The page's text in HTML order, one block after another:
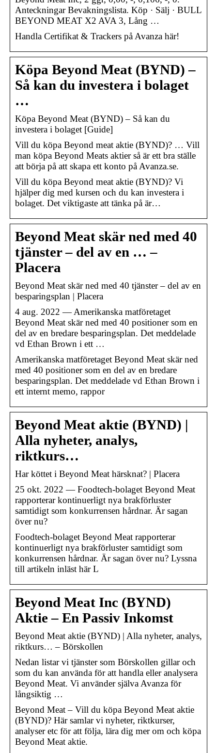
Anteckningar Bevakningslista. Köp · Sälj · BULL
BEYOND MEAT X2 AVA 3, Lång …
Handla Certifikat & Trackers på Avanza här!
Köpa Beyond Meat (BYND) –
Så kan du investera i bolaget
…
Köpa Beyond Meat (BYND) – Så kan du
investera i bolaget [Guide]
Vill du köpa Beyond meat aktie (BYND)? … Vill
man köpa Beyond Meats aktier så är ett bra ställe
att börja på att skapa ett konto på Avanza.se.
Vill du köpa Beyond meat aktie (BYND)? Vi
hjälper dig med kursen och du kan investera i
bolaget. Det viktigaste att tänka på är…
Beyond Meat skär ned med 40
tjänster – del av en … –
Placera
Beyond Meat skär ned med 40 tjänster – del av en
besparingsplan | Placera
4 aug. 2022 — Amerikanska matföretaget
Beyond Meat skär ned med 40 positioner som en
del av en bredare besparingsplan. Det meddelade
vd Ethan Brown i ett …
Amerikanska matföretaget Beyond Meat skär ned
med 40 positioner som en del av en bredare
besparingsplan. Det meddelade vd Ethan Brown i
ett internt memo, rappor
Beyond Meat aktie (BYND) |
Alla nyheter, analys,
riktkurs…
Har köttet i Beyond Meat härsknat? | Placera
25 okt. 2022 — Foodtech-bolaget Beyond Meat
rapporterar kontinuerligt nya brakförluster
samtidigt som konkurrensen hårdnar. Är sagan
över nu?
Foodtech-bolaget Beyond Meat rapporterar
kontinuerligt nya brakförluster samtidigt som
konkurrensen hårdnar. Är sagan över nu? Lyssna
till artikeln inläst här L
Beyond Meat Inc (BYND)
Aktie – En Passiv Inkomst
Beyond Meat aktie (BYND) | Alla nyheter, analys,
riktkurs… – Börskollen
Nedan listar vi tjänster som Börskollen gillar och
som du kan använda för att handla eller analysera
Beyond Meat. Vi använder själva Avanza för
långsiktig …
Beyond Meat – Vill du köpa Beyond Meat aktie
(BYND)? Här samlar vi nyheter, riktkurser,
analyser etc för att följa, lära dig mer om och köpa
Beyond Meat aktie.